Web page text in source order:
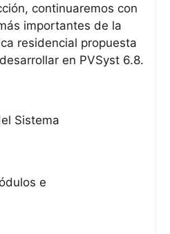
en
PVSyst
continuaremos con
importantes de la
residencial propuesta
en PVSyst 6.8.
Sistema
e